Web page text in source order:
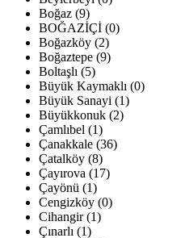
Boğaz (9)
BOĞAZİÇİ (0)
Boğazköy (2)
Boğaztepe (9)
Boltaşlı (5)
Büyük Kaymaklı (0)
Büyük Sanayi (1)
Büyükkonuk (2)
Çamlıbel (1)
Çanakkale (36)
Çatalköy (8)
Çayırova (17)
Çayönü (1)
Cengizköy (0)
Cihangir (1)
Çınarlı (1)